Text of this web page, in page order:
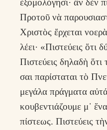
Προτοῦ νὰ
Χριστὸς ἔρχεται
λέει· «Πιστεύεις ὅτι
Πιστεύεις δηλαδὴ
σαι παρίσταται τὸ
μεγάλα πράγματα
κουβεντιάζουμε μ᾽
πίστεως. Πιστεύεις